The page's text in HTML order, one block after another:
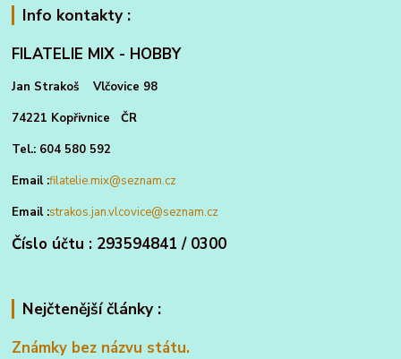
Info kontakty :
FILATELIE MIX - HOBBY
Jan Strakoš Vlčovice 98
74221 Kopřivnice ČR
Tel.: 604 580 592
Email :filatelie.mix@seznam.cz
Email :strakos.jan.vlcovice@seznam.cz
Číslo účtu : 293594841 / 0300
Nejčtenější články :
Známky bez názvu státu.